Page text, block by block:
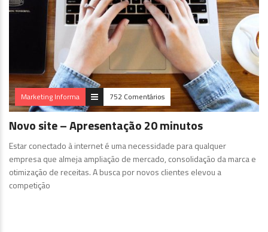
Marketing Informa 752 Comentários
Novo site – Apresentação 20 minutos
Estar conectado à internet é uma necessidade para qualquer
empresa que almeja ampliação de mercado, consolidação da marca e
otimização de receitas. A busca por novos clientes elevou a
competição